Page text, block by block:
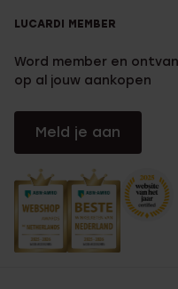
LUCARDI MEMBER
Word member en
op al jouw aankopen
Meld je aan